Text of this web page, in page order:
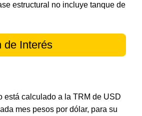
estructural no incluye tanque de
de Interés
está calculado a la TRM de USD
mes pesos por dólar, para su